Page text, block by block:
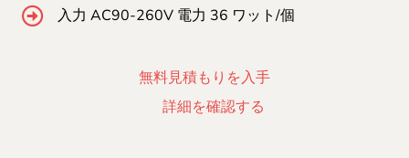
入力 AC90-260V 電力 36 ワット/個
無料見積もりを入手
詳細を確認する